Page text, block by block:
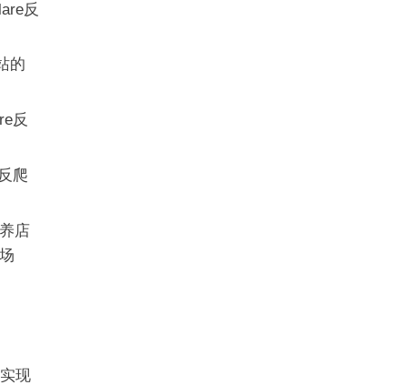
反
的
反
爬
店
现